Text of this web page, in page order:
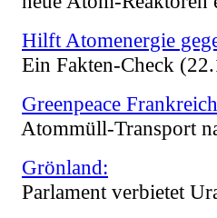
Hilft Atomenergie
Ein Fakten-Check
Greenpeace
Atommüll-Transport
Grönland:
Parlament verbietet